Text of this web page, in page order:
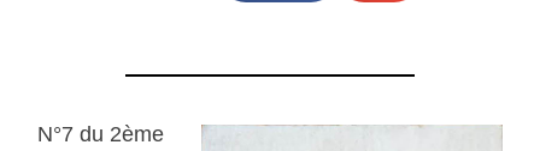
N°7 du 2ème